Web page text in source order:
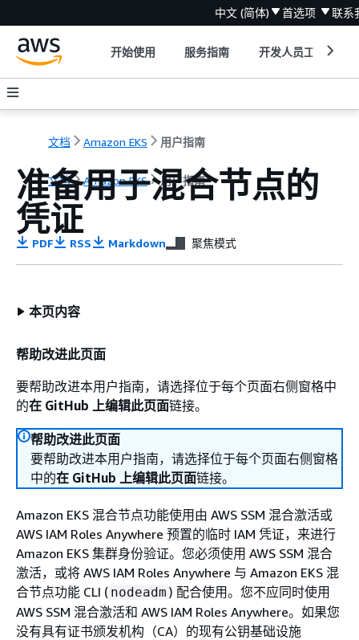
中文 (简体) 首选项 联系
开始使用 服务指南 开发人员工具
文档 Amazon EKS 用户指南
文档 Amazon EKS 用户指南
准备用于混合节点的
凭证
PDF RSS Markdown 聚焦模式
本页内容
帮助改进此页面
要帮助改进本用户指南，请选择位于每个页面右侧窗格中
的在 GitHub 上编辑此页面链接。
帮助改进此页面
要帮助改进本用户指南，请选择位于每个页面右侧窗格
中的在 GitHub 上编辑此页面链接。
Amazon EKS 混合节点功能使用由 AWS SSM 混合激活或
AWS IAM Roles Anywhere 预置的临时 IAM 凭证，来进行
Amazon EKS 集群身份验证。您必须使用 AWS SSM 混合
激活，或将 AWS IAM Roles Anywhere 与 Amazon EKS 混
合节点功能 CLI ( nodeadm ) 配合使用。您不应同时使用
AWS SSM 混合激活和 AWS IAM Roles Anywhere。如果您
没有具有证书颁发机构（CA）的现有公钥基础设施